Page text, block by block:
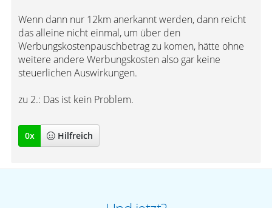
Wenn dann nur 12km anerkannt werden, dann reicht
das alleine nicht einmal, um über den
Werbungskostenpauschbetrag zu komen, hätte ohne
weitere andere Werbungskosten also gar keine
steuerlichen Auswirkungen.
zu 2.: Das ist kein Problem.
0x Hilfreich